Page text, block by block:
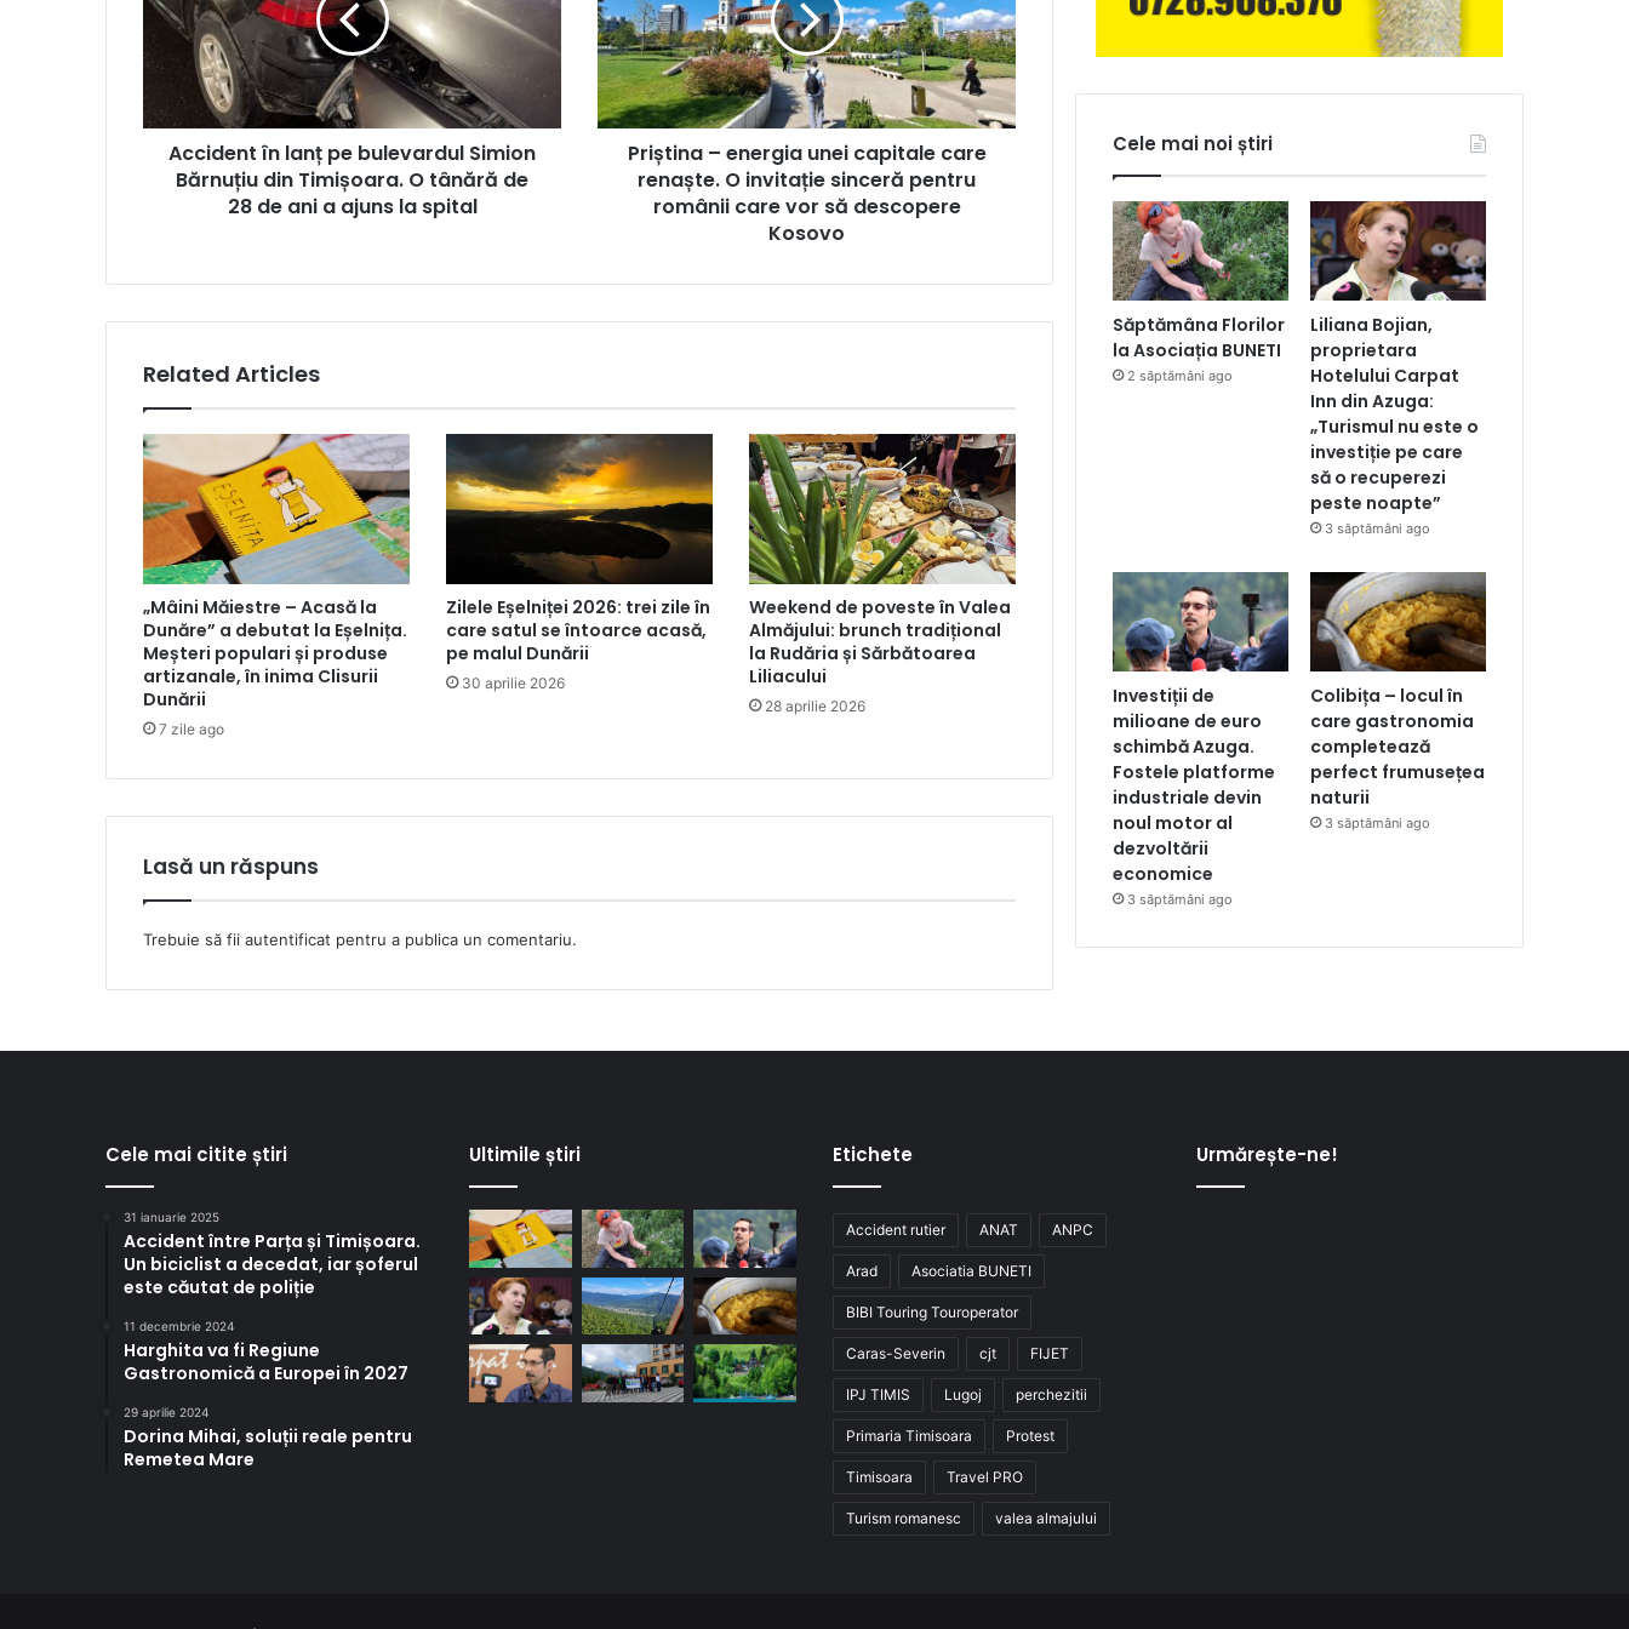
bulevardul
Simion
Bărnuțiu
Timișoara.
tânără
ajuns
spital
Accident în lanț pe bulevardul Simion
Bărnuțiu din Timișoara. O tânără de
28 de ani a ajuns la spital
capitale
care
renaște.
O
invitație
sinceră
pentru
Kosovo
Priștina – energia unei capitale care
renaște. O invitație sinceră pentru
românii care vor să descopere
Kosovo
Related Articles
„Mâini Măiestre – Acasă la
Dunăre” a debutat la Eșelnița.
Meșteri populari și produse
artizanale, în inima Clisurii
Dunării
7 zile ago
Zilele Eșelniței 2026: trei zile în
care satul se întoarce acasă,
pe malul Dunării
30 aprilie 2026
Weekend de poveste în Valea
Almăjului: brunch tradițional
la Rudăria și Sărbătoarea
Liliacului
28 aprilie 2026
Lasă un răspuns
Trebuie să fii autentificat pentru a publica un comentariu.
Cele mai noi știri
Săptămâna Florilor
la Asociația BUNETI
2 săptămâni ago
Liliana Bojian,
proprietara
Hotelului Carpat
Inn din Azuga:
„Turismul nu este o
investiție pe care
să o recuperezi
peste noapte”
3 săptămâni ago
Investiții de
milioane de euro
schimbă Azuga.
Fostele platforme
industriale devin
noul motor al
dezvoltării
economice
3 săptămâni ago
Colibița – locul în
care gastronomia
completează
perfect frumusețea
naturii
3 săptămâni ago
Cele mai citite știri
31 ianuarie 2025
Accident între Parța și Timișoara.
Un biciclist a decedat, iar șoferul
este căutat de poliție
11 decembrie 2024
Harghita va fi Regiune
Gastronomică a Europei în 2027
29 aprilie 2024
Dorina Mihai, soluții reale pentru
Remetea Mare
Ultimile știri Etichete
Accident rutier ANAT ANPC
Arad Asociatia BUNETI
BIBI Touring Touroperator
Caras-Severin cjt FIJET
IPJ TIMIS Lugoj perchezitii
Primaria Timisoara Protest
Timisoara Travel PRO
Turism romanesc valea almajului
Urmărește-ne!